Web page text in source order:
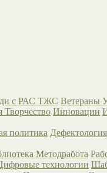
с РАС ТЖС Ветераны
Творчество Инновации
политика Дефектология
Методработа
технологии